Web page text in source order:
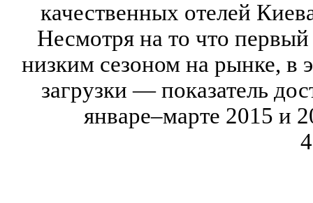
качественных отелей
Несмотря на то что первый
низким сезоном на рынке, в
загрузки — показатель
январе–марте 2015 и